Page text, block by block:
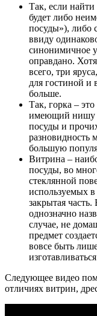
Так, если найти
будет либо
посуды»), либо
ввиду
синонимичное
оправдано.
всего, три
для гостиной и
больше.
Так, горка –
имеющий нишу
посуды и
разновидность
большую
Витрина –
посуды, во
стеклянной
используемых в
закрытая
однозначно
случае, не
предмет
вовсе быть
Следующее видео
отличиях витрин,